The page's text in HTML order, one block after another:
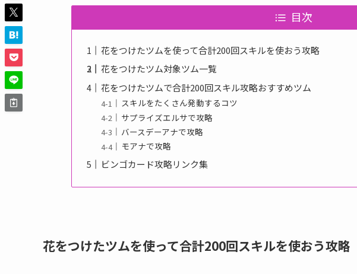
目次
花をつけたツムを使って合計200回スキルを使おう攻略
花をつけたツム対象ツム一覧
花をつけたツムで合計200回スキル攻略おすすめツム
スキルをたくさん発動するコツ
サプライズエルサで攻略
バースデーアナで攻略
モアナで攻略
ビンゴカード攻略リンク集
花をつけたツムを使って合計200回スキルを使おう攻略